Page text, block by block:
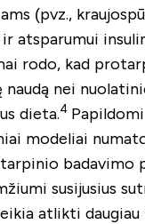
(pvz.,
atsparumui
rodo, kad
naudą nei
dieta.4 Papildomi
modeliai
badavimo
susijusius
atlikti daugiau